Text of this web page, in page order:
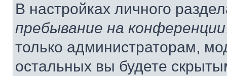
В настройках личного
пребывание на конференции
только администраторам,
остальных вы будете